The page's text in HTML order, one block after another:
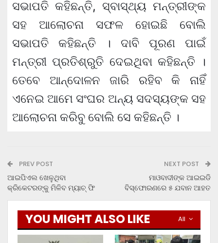
ସଭାପତି କହିଛନ୍ତି, ସ୍ବାସ୍ଥ୍ୟ ମନ୍ତ୍ରୀଙ୍କ
ସହ ଆଲୋଚନା ସଫଳ ହୋଇଛି ବୋଲି
ସଭାପତି କହିଛନ୍ତି । ଦାବି ପୂରଣ ପାଇଁ
ମନ୍ତ୍ରୀ ପ୍ରତିଶ୍ରୁତି ଦେଇଥିବା କହିଛନ୍ତି ।
ତେବେ ଆନ୍ଦୋଳନ ଜାରି ରହିବ କି ନାହିଁ
ଏନେଇ ଆମେ ସଂଘର ଅନ୍ୟ ସଦସ୍ୟଙ୍କ ସହ
ଆଲୋଚନା କରିବୁ ବୋଲି ସେ କହିଛନ୍ତି ।
PREV POST
ଆଇପିଏଲ ଖେଳୁଥିବା
କ୍ରିକେଟରଙ୍କୁ ମିଳିବ ମ୍ୟାଚ୍‌ ଫି
NEXT POST
ମାଓବାଦୀଙ୍କ ଆଇଇଡି
ବିସ୍ଫୋରଣରେ ୫ ଯବାନ ଆହତ
All
YOU MIGHT ALSO LIKE